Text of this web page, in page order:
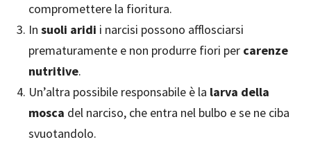
compromettere la fioritura.
In suoli aridi i narcisi possono afflosciarsi
prematuramente e non produrre fiori per carenze
nutritive.
Un’altra possibile responsabile è la larva della
mosca del narciso, che entra nel bulbo e se ne ciba
svuotandolo.